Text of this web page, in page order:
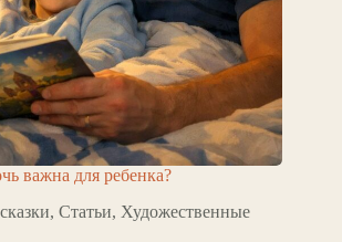
важна для ребенка?
, Статьи, Художественные